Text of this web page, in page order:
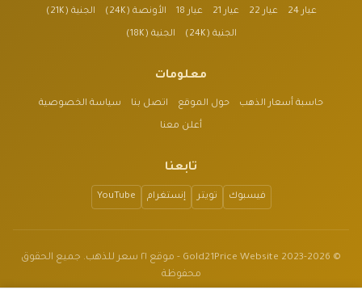
عيار 24 عيار 22 عيار 21 عيار 18 الأونصة (24K) الجنية (21K)
الجنية (24K) الجنية (18K)
معلومات
حاسبة أسعار الذهب حول الموقع اتصل بنا سياسة الخصوصية
أعلن معنا
تابعنا
فيسبوك تويتر إنستغرام YouTube
© 2023-2026 Gold21Price Website - موقع ٢١ سعر للذهب. جميع الحقوق
محفوظة